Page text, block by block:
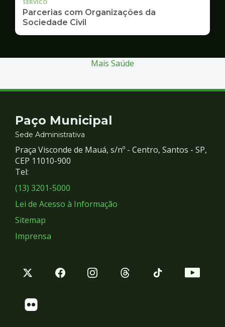
SERVICO
Parcerias com Organizações da
Sociedade Civil
Mais Saúde
Contato
e
Redes
Sociais
Paço Municipal
Sede Administrativa
Praça Visconde de Mauá, s/nº - Centro, Santos - SP,
CEP 11010-900
Tel:
(13) 3201-5000
Lei de Acesso à Informação
Sitemap
Imprensa